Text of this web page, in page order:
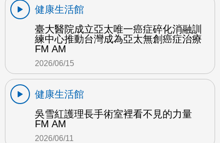
健康生活館
臺大醫院成立亞太唯一癌症碎化消融訓
練中心推動台灣成為亞太無創癌症治療
FM AM
2026/06/15
健康生活館
吳雪紅護理長手術室裡看不見的力量
FM AM
2026/06/11